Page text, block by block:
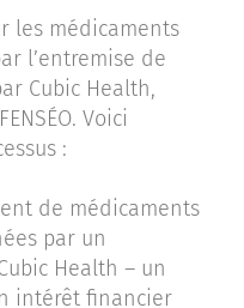
les médicaments
l’entremise de
Cubic Health,
Voici
:
de médicaments
par un
Health – un
intérêt financier